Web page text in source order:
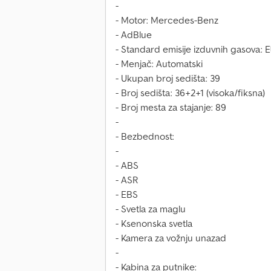
-
- Motor: Mercedes-Benz
- AdBlue
- Standard emisije izduvnih gasova:
- Menjač: Automatski
- Ukupan broj sedišta: 39
- Broj sedišta: 36+2+1 (visoka/fiksna)
- Broj mesta za stajanje: 89
-
- Bezbednost:
-
- ABS
- ASR
- EBS
- Svetla za maglu
- Ksenonska svetla
- Kamera za vožnju unazad
-
- Kabina za putnike: